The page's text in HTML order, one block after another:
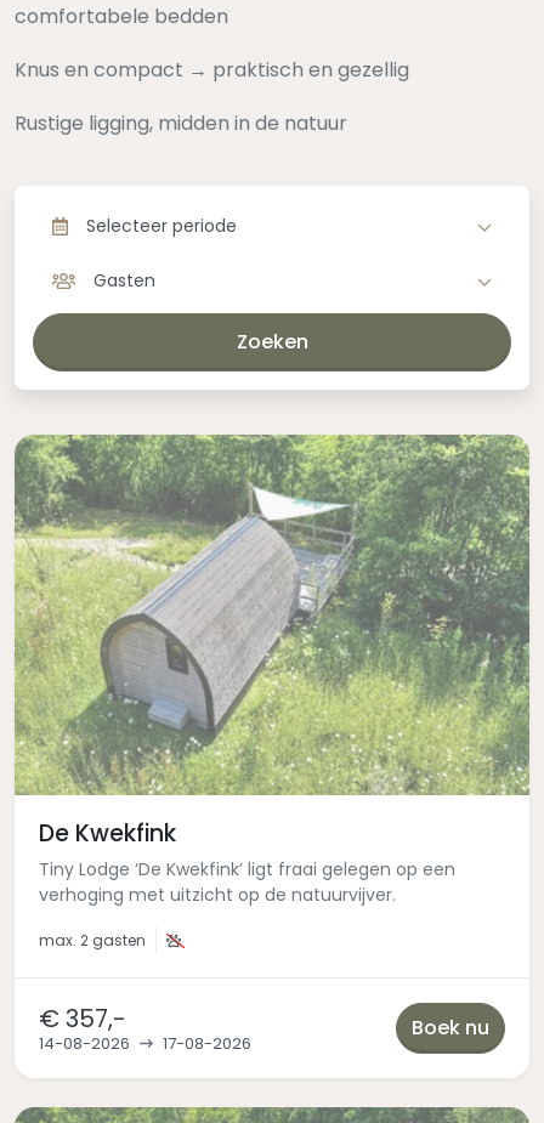
comfortabele bedden
Knus en compact → praktisch en gezellig
Rustige ligging, midden in de natuur
Selecteer periode
Gasten
Zoeken
De Kwekfink
Tiny Lodge ‘De Kwekfink’ ligt fraai gelegen op een
verhoging met uitzicht op de natuurvijver.
max. 2 gasten
€ 357,-
14-08-2026 17-08-2026
Boek nu